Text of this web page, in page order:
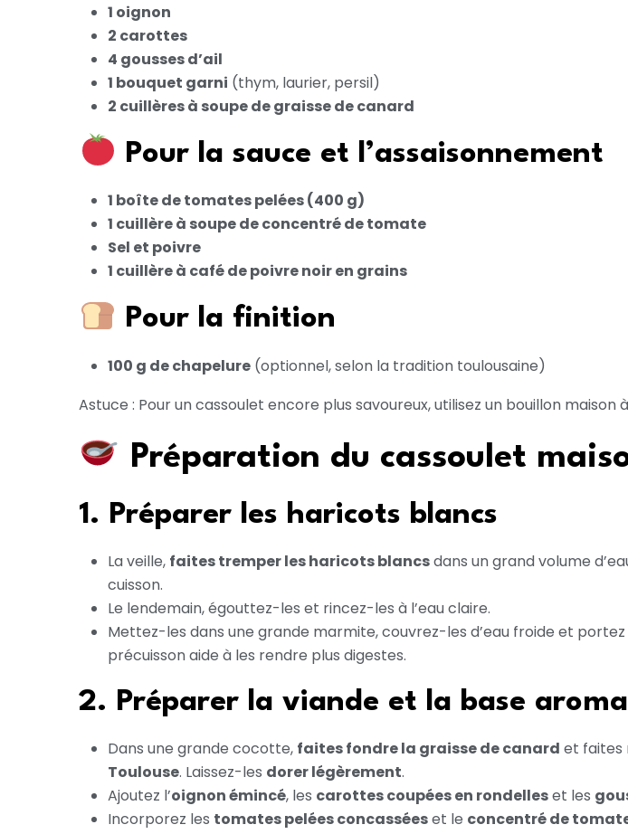
1 oignon
2 carottes
4 gousses d’ail
1 bouquet garni (thym, laurier, persil)
2 cuillères à soupe de graisse de canard
Pour la sauce et l’assaisonnement
1 boîte de tomates pelées (400 g)
1 cuillère à soupe de concentré de tomate
Sel et poivre
1 cuillère à café de poivre noir en grains
Pour la finition
100 g de chapelure (optionnel, selon la tradition toulousaine)
Astuce : Pour un cassoulet encore plus savoureux, utilisez un bouillon maison
Préparation du cassoulet
1. Préparer les haricots blancs
La veille, faites tremper les haricots blancsdans un grand volume
cuisson.
Le lendemain, égouttez-les et rincez-les à l’eau claire.
Mettez-les dans une grande marmite, couvrez-les d’eau froide et portez
précuisson aide à les rendre plus digestes.
2. Préparer la viande et la base
Dans une grande cocotte, faites fondre la graisse de canard et faites
Toulouse. Laissez-les dorer légèrement.
Ajoutez l’oignon émincé, les carottes coupées en rondelleset les
Incorporez les tomates pelées concasséeset le concentré de